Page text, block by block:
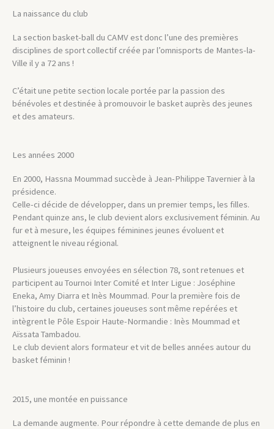
La naissance du club
La section basket-ball du CAMV est donc l’une des premières
disciplines de sport collectif créée par l’omnisports de Mantes-la-
Ville il y a 72 ans !
C’était une petite section locale portée par la passion des
bénévoles et destinée à promouvoir le basket auprès des jeunes
et des amateurs.
Les années 2000
En 2000, Hassna Moummad succède à Jean-Philippe Tavernier à la
présidence.
Celle-ci décide de développer, dans un premier temps, les filles.
Pendant quinze ans, le club devient alors exclusivement féminin. Au
fur et à mesure, les équipes féminines jeunes évoluent et
atteignent le niveau régional.
Plusieurs joueuses envoyées en sélection 78, sont retenues et
participent au Tournoi Inter Comité et Inter Ligue : Joséphine
Eneka, Amy Diarra et Inès Moummad. Pour la première fois de
l’histoire du club, certaines joueuses sont même repérées et
intègrent le Pôle Espoir Haute-Normandie : Inès Moummad et
Aïssata Tambadou.
Le club devient alors formateur et vit de belles années autour du
basket féminin !
2015, une montée en puissance
La demande augmente. Pour répondre à cette demande de plus en